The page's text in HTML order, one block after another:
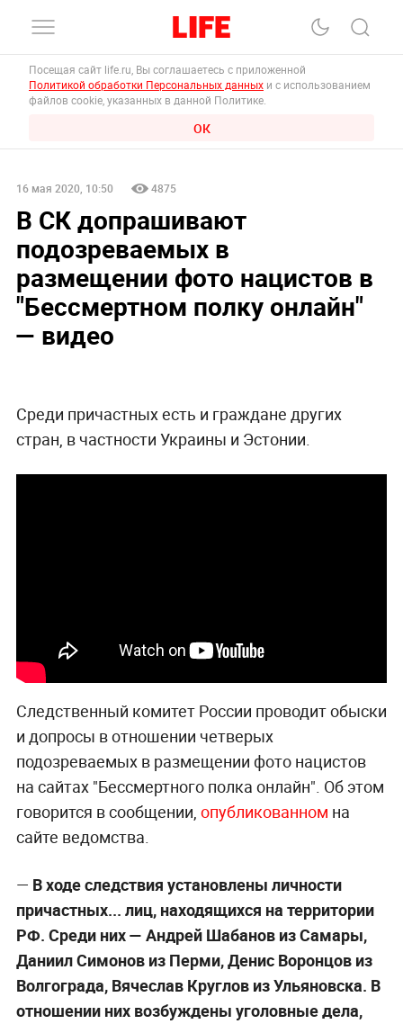
Посещая сайт life.ru, Вы соглашаетесь с приложенной
Политикой обработки Персональных данных и с использованием
файлов cookie, указанных в данной Политике.
ОК
16 мая 2020, 10:50 4875
В СК допрашивают
подозреваемых в
размещении фото нацистов в
"Бессмертном полку онлайн"
— видео
Среди причастных есть и граждане других
стран, в частности Украины и Эстонии.
Следственный комитет России проводит обыски
и допросы в отношении четверых
подозреваемых в размещении фото нацистов
на сайтах "Бессмертного полка онлайн". Об этом
говорится в сообщении, опубликованном на
сайте ведомства.
— В ходе следствия установлены личности
причастных... лиц, находящихся на территории
РФ. Среди них — Андрей Шабанов из Самары,
Даниил Симонов из Перми, Денис Воронцов из
Волгограда, Вячеслав Круглов из Ульяновска. В
отношении них возбуждены уголовные дела,